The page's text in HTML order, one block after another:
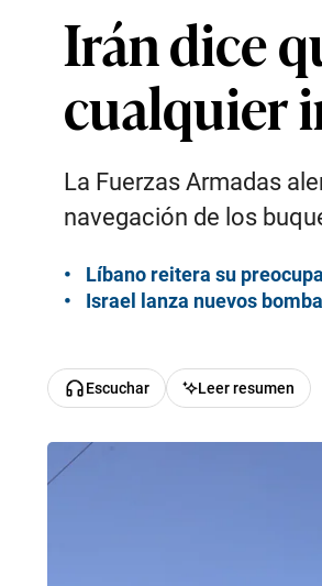
Irán dice
cualquier
La Fuerzas Armadas
navegación de los
Líbano reitera su
Israel lanza nuevos
Escuchar Leer resumen